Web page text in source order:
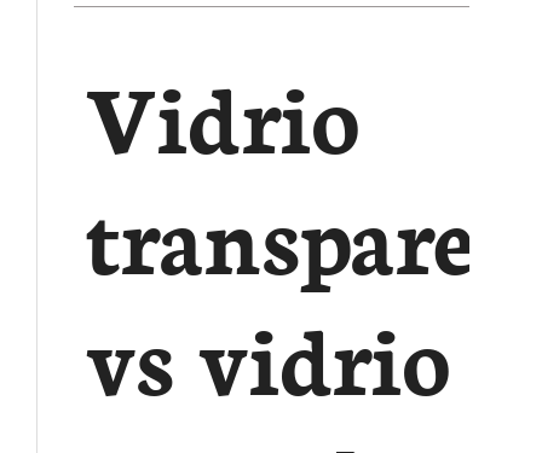
Vidrio
vs vidrio